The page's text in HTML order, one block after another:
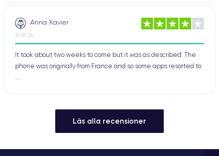
Anna Xavier
21/01/26
It took about two weeks to come but it was as described. The
phone was originally from France and so some apps resorted to
Läs alla recensioner